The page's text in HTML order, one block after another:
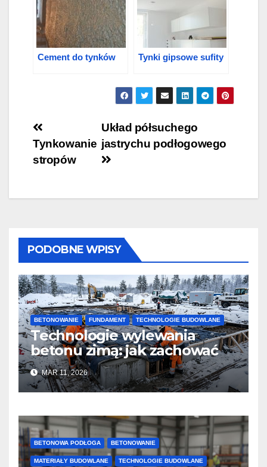
Cement do tynków Tynki gipsowe sufity
Nawigacja
wpisu
Układ półsuchego
jastrychu podłogowego
Tynkowanie
stropów
PODOBNE WPISY
BETONOWANIE FUNDAMENT TECHNOLOGIE BUDOWLANE
Technologie wylewania
betonu zimą: jak zachować
jakość i przyspieszyć
twardnienie
MAR 11, 2026
BETONOWA PODŁOGA BETONOWANIE
MATERIAŁY BUDOWLANE TECHNOLOGIE BUDOWLANE